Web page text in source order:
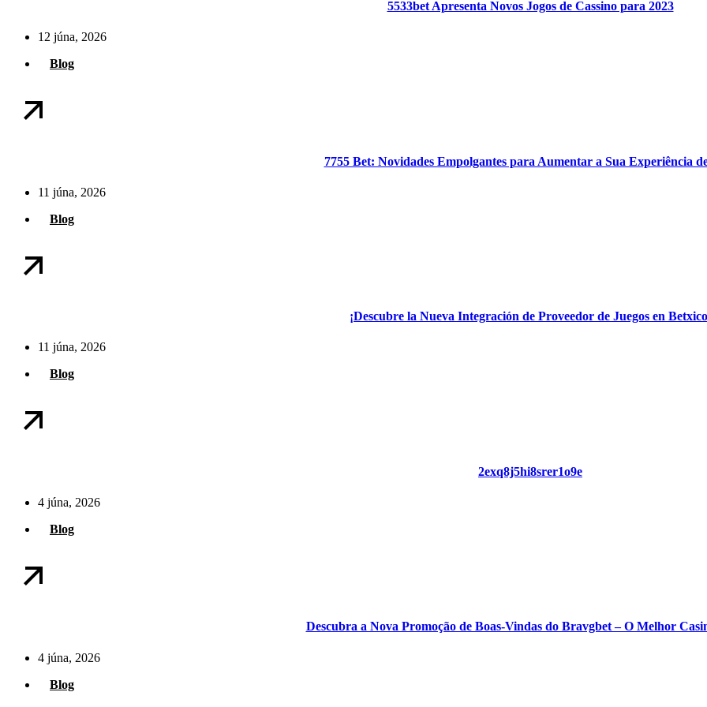
5533bet Apresenta Novos Jogos de Cassino para 2023
12 júna, 2026
Blog
7755 Bet: Novidades Empolgantes para Aumentar a Sua Experiência
11 júna, 2026
Blog
¡Descubre la Nueva Integración de Proveedor de Juegos en
11 júna, 2026
Blog
2exq8j5hi8srer1o9e
4 júna, 2026
Blog
Descubra a Nova Promoção de Boas-Vindas do Bravgbet – O Melhor
4 júna, 2026
Blog